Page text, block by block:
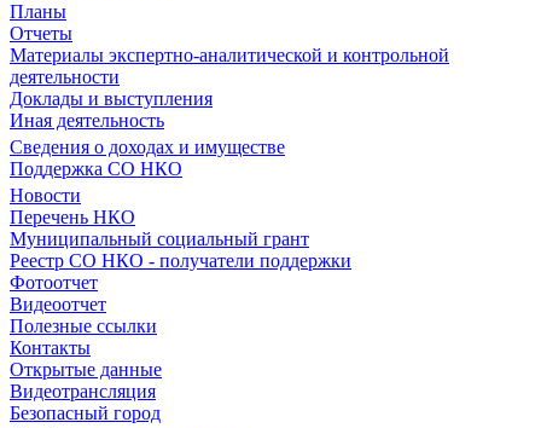
Планы
Отчеты
Материалы экспертно-аналитической и контрольной
деятельности
Доклады и выступления
Иная деятельность
Сведения о доходах и имуществе
Поддержка СО НКО
Новости
Перечень НКО
Муниципальный социальный грант
Реестр СО НКО - получатели поддержки
Фотоотчет
Видеоотчет
Полезные ссылки
Контакты
Открытые данные
Видеотрансляция
Безопасный город